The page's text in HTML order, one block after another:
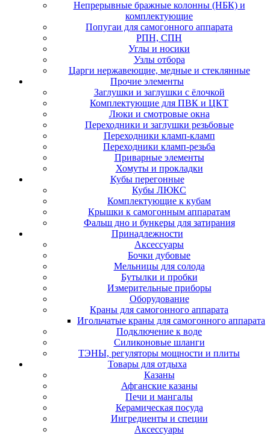
Непрерывные бражные колонны (НБК) и
комплектующие
Попугаи для самогонного аппарата
РПН, СПН
Углы и носики
Узлы отбора
Царги нержавеющие, медные и стеклянные
Прочие элементы
Заглушки и заглушки с ёлочкой
Комплектующие для ПВК и ЦКТ
Люки и смотровые окна
Переходники и заглушки резьбовые
Переходники кламп-кламп
Переходники кламп-резьба
Приварные элементы
Хомуты и прокладки
Кубы перегонные
Кубы ЛЮКС
Комплектующие к кубам
Крышки к самогонным аппаратам
Фальш дно и бункеры для затирания
Принадлежности
Аксессуары
Бочки дубовые
Мельницы для солода
Бутылки и пробки
Измерительные приборы
Оборудование
Краны для самогонного аппарата
Игольчатые краны для самогонного аппарата
Подключение к воде
Силиконовые шланги
ТЭНЫ, регуляторы мощности и плиты
Товары для отдыха
Казаны
Афганские казаны
Печи и мангалы
Керамическая посуда
Ингредиенты и специи
Аксессуары